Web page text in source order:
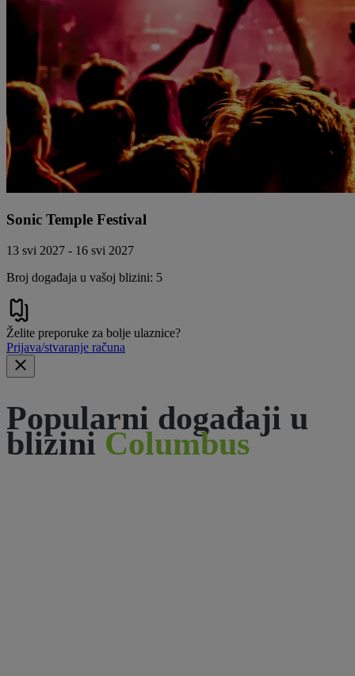
Sonic Temple Festival
13 svi 2027 - 16 svi 2027
Broj događaja u vašoj blizini: 5
Želite preporuke za bolje ulaznice?
Prijava/stvaranje računa
Popularni događaji u
blizini Columbus